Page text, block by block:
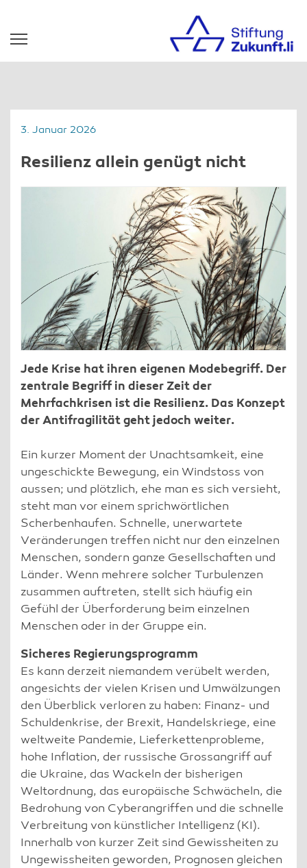
3. Januar 2026
Resilienz allein genügt nicht
Jede Krise hat ihren eigenen Modebegriff. Der
zentrale Begriff in dieser Zeit der
Mehrfachkrisen ist die Resilienz. Das Konzept
der Antifragilität geht jedoch weiter.
Ein kurzer Moment der Unachtsamkeit, eine
ungeschickte Bewegung, ein Windstoss von
aussen; und plötzlich, ehe man es sich versieht,
steht man vor einem sprichwörtlichen
Scherbenhaufen. Schnelle, unerwartete
Veränderungen treffen nicht nur den einzelnen
Menschen, sondern ganze Gesellschaften und
Länder. Wenn mehrere solcher Turbulenzen
zusammen auftreten, stellt sich häufig ein
Gefühl der Überforderung beim einzelnen
Menschen oder in der Gruppe ein.
Sicheres Regierungsprogramm
Es kann derzeit niemandem verübelt werden,
angesichts der vielen Krisen und Umwälzungen
den Überblick verloren zu haben: Finanz- und
Schuldenkrise, der Brexit, Handelskriege, eine
weltweite Pandemie, Lieferkettenprobleme,
hohe Inflation, der russische Grossangriff auf
die Ukraine, das Wackeln der bisherigen
Weltordnung, das europäische Schwächeln, die
Bedrohung von Cyberangriffen und die schnelle
Verbreitung von künstlicher Intelligenz (KI).
Innerhalb von kurzer Zeit sind Gewissheiten zu
Ungewissheiten geworden, Prognosen gleichen